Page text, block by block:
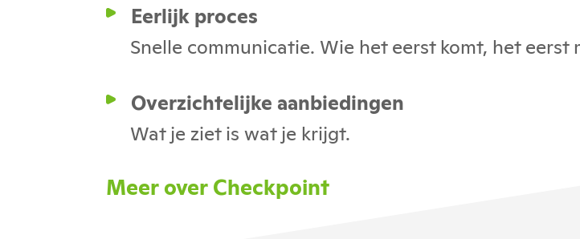
Eerlijk proces
Snelle communicatie. Wie het eerst komt, het eerst
Overzichtelijke aanbiedingen
Wat je ziet is wat je krijgt.
Meer over Checkpoint